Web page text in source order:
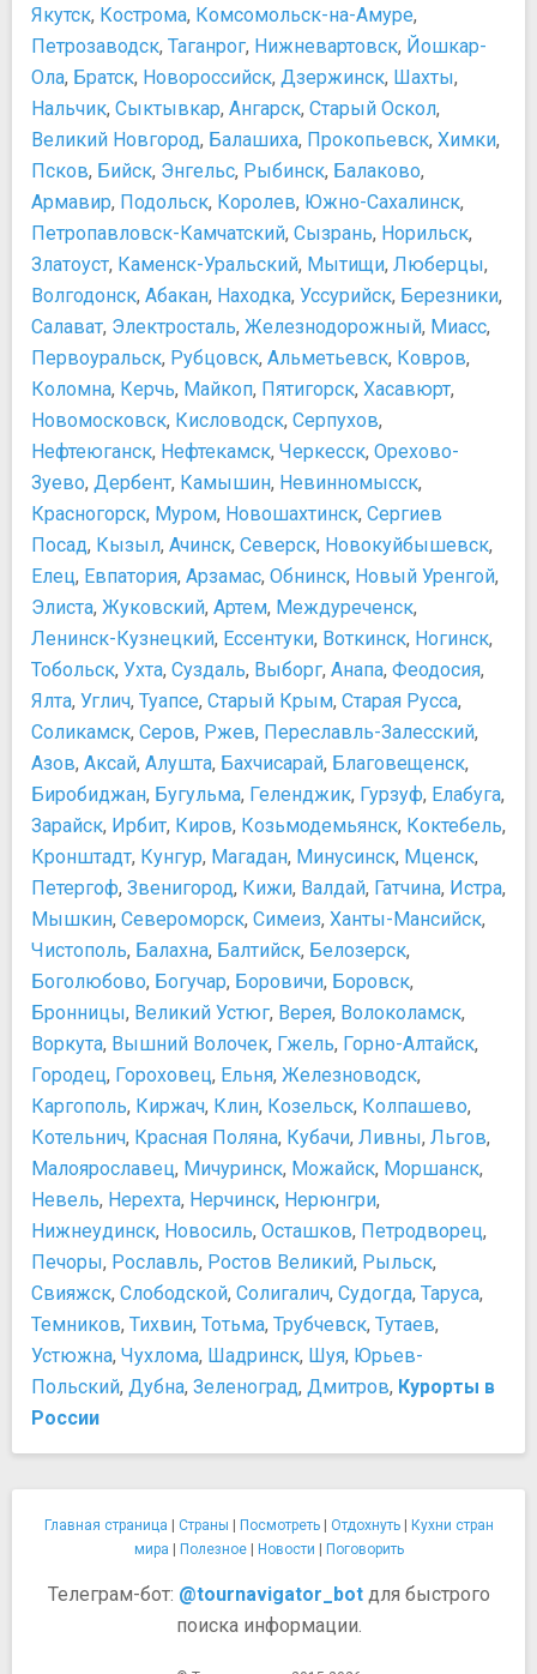
Якутск, Кострома, Комсомольск-на-Амуре,
Петрозаводск, Таганрог, Нижневартовск, Йошкар-
Ола, Братск, Новороссийск, Дзержинск, Шахты,
Нальчик, Сыктывкар, Ангарск, Старый Оскол,
Великий Новгород, Балашиха, Прокопьевск, Химки,
Псков, Бийск, Энгельс, Рыбинск, Балаково,
Армавир, Подольск, Королев, Южно-Сахалинск,
Петропавловск-Камчатский, Сызрань, Норильск,
Златоуст, Каменск-Уральский, Мытищи, Люберцы,
Волгодонск, Абакан, Находка, Уссурийск, Березники,
Салават, Электросталь, Железнодорожный, Миасс,
Первоуральск, Рубцовск, Альметьевск, Ковров,
Коломна, Керчь, Майкоп, Пятигорск, Хасавюрт,
Новомосковск, Кисловодск, Серпухов,
Нефтеюганск, Нефтекамск, Черкесск, Орехово-
Зуево, Дербент, Камышин, Невинномысск,
Красногорск, Муром, Новошахтинск, Сергиев
Посад, Кызыл, Ачинск, Северск, Новокуйбышевск,
Елец, Евпатория, Арзамас, Обнинск, Новый Уренгой,
Элиста, Жуковский, Артем, Междуреченск,
Ленинск-Кузнецкий, Ессентуки, Воткинск, Ногинск,
Тобольск, Ухта, Суздаль, Выборг, Анапа, Феодосия,
Ялта, Углич, Туапсе, Старый Крым, Старая Русса,
Соликамск, Серов, Ржев, Переславль-Залесский,
Азов, Аксай, Алушта, Бахчисарай, Благовещенск,
Биробиджан, Бугульма, Геленджик, Гурзуф, Елабуга,
Зарайск, Ирбит, Киров, Козьмодемьянск, Коктебель,
Кронштадт, Кунгур, Магадан, Минусинск, Мценск,
Петергоф, Звенигород, Кижи, Валдай, Гатчина, Истра,
Мышкин, Североморск, Симеиз, Ханты-Мансийск,
Чистополь, Балахна, Балтийск, Белозерск,
Боголюбово, Богучар, Боровичи, Боровск,
Бронницы, Великий Устюг, Верея, Волоколамск,
Воркута, Вышний Волочек, Гжель, Горно-Алтайск,
Городец, Гороховец, Ельня, Железноводск,
Каргополь, Киржач, Клин, Козельск, Колпашево,
Котельнич, Красная Поляна, Кубачи, Ливны, Льгов,
Малоярославец, Мичуринск, Можайск, Моршанск,
Невель, Нерехта, Нерчинск, Нерюнгри,
Нижнеудинск, Новосиль, Осташков, Петродворец,
Печоры, Рославль, Ростов Великий, Рыльск,
Свияжск, Слободской, Солигалич, Судогда, Таруса,
Темников, Тихвин, Тотьма, Трубчевск, Тутаев,
Устюжна, Чухлома, Шадринск, Шуя, Юрьев-
Польский, Дубна, Зеленоград, Дмитров, Курорты в
России
Главная страница Страны Посмотреть| Отдохнуть|
Кухни стран
мира
Полезное| Новости Поговорить
Телеграм-бот: @tournavigator_botдля быстрого
поиска информации.